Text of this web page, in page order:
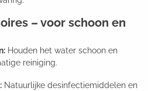
– voor schoon en
Houden het water schoon en
reiniging.
Natuurlijke desinfectiemiddelen en